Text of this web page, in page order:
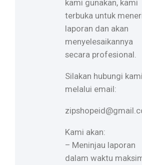
kami gunakan, kami
terbuka untuk
laporan dan akan
menyelesaikannya
secara profesional.
Silakan hubungi kami
melalui email:
Kami akan:
– Meninjau laporan
dalam waktu